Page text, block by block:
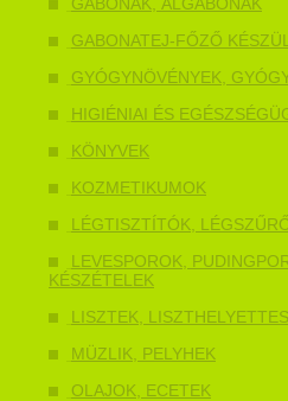
GABONATEJ-FŐZŐ
GYÓGYNÖVÉNYEK,
HIGIÉNIAI ÉS
KÖNYVEK
KOZMETIKUMOK
LÉGTISZTÍTÓK,
LEVESPOROK,
KÉSZÉTELEK
LISZTEK,
MÜZLIK, PELYHEK
OLAJOK, ECETEK